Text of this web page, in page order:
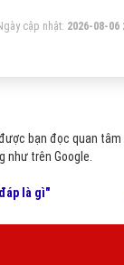
cập nhật: 2026-08-06
bạn đọc quan
như trên Google.
là gì"